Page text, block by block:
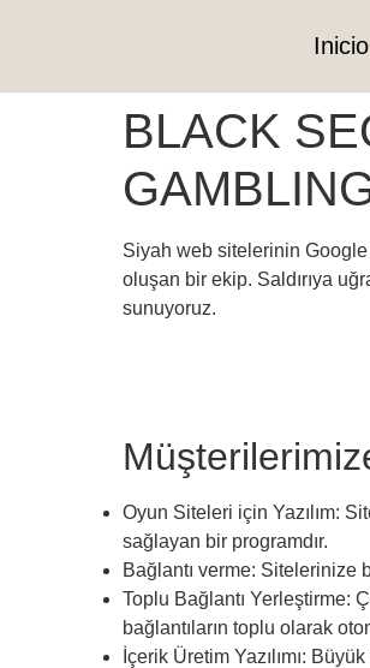
Inicio
BLACK
Siyah web sitelerinin Google
oluşan bir ekip. Saldırıya
sunuyoruz.
Oyun Siteleri için Yazılım:
sağlayan bir programdır.
Bağlantı verme: Sitelerinize
Toplu Bağlantı Yerleştirme:
bağlantıların toplu olarak
İçerik Üretim Yazılımı: